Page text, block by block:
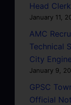
Head
January 11,
AMC
Technical
City
January 9,
GPSC
Official